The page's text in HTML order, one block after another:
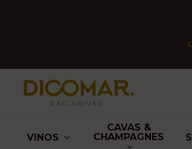
VINOS
CAVAS &
CHAMPAGNES